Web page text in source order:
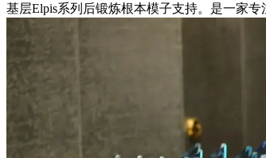
基层Elpis系列后锻炼根本模子支持。是一家